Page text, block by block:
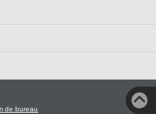
de bureau